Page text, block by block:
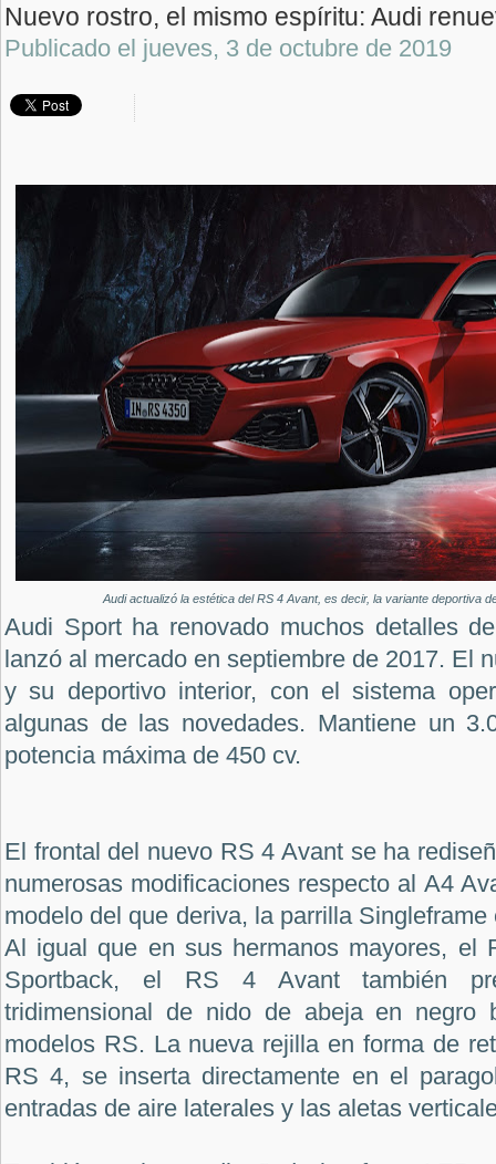
Nuevo rostro, el mismo espíritu: Audi
Publicado el jueves, 3 de octubre de 2019
Audi actualizó la estética del RS 4 Avant, es decir, la variante deportiva
Audi Sport ha renovado muchos detalles
lanzó al mercado en septiembre de 2017. El
y su deportivo interior, con el sistema
algunas de las novedades. Mantiene un
potencia máxima de 450 cv.
El frontal del nuevo RS 4 Avant se ha
numerosas modificaciones respecto al A4
modelo del que deriva, la parrilla
Al igual que en sus hermanos mayores,
Sportback, el RS 4 Avant también
tridimensional de nido de abeja en negro
modelos RS. La nueva rejilla en forma de
RS 4, se inserta directamente en el
entradas de aire laterales y las aletas